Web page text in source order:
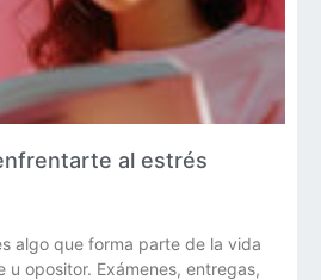
al estrés
algo que forma parte de la vida
u opositor. Exámenes, entregas,